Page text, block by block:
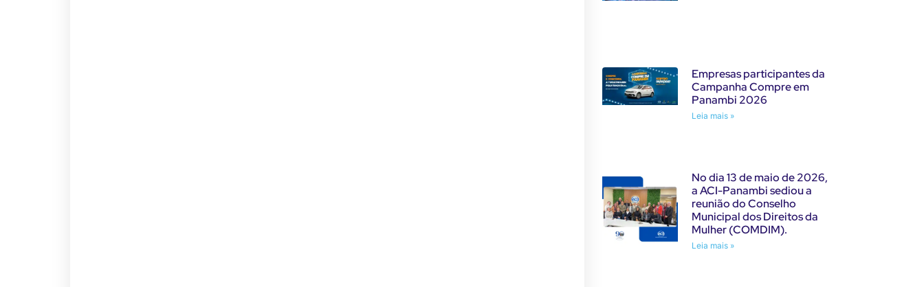
Empresas participantes da
Campanha Compre em
Panambi 2026
Leia mais »
No dia 13 de maio de 2026,
a ACI-Panambi sediou a
reunião do Conselho
Municipal dos Direitos da
Mulher (COMDIM).
Leia mais »